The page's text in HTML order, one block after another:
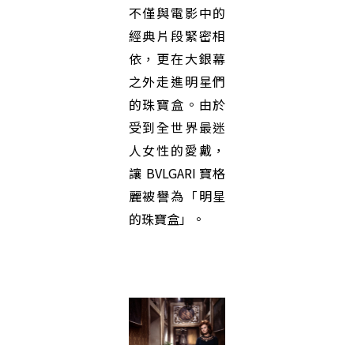
不僅與電影中的
經典片段緊密相
依，更在大銀幕
之外走進明星們
的珠寶盒。由於
受到全世界最迷
人女性的愛戴，
讓 BVLGARI 寶格
麗被譽為「明星
的珠寶盒」。